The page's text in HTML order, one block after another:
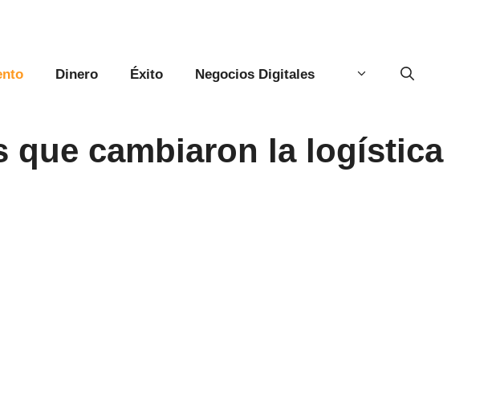
Dinero Éxito Negocios Digitales
que cambiaron la logística